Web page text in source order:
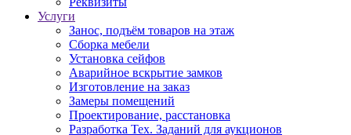
Услуги
Занос, подъём товаров на этаж
Сборка мебели
Установка сейфов
Аварийное вскрытие замков
Изготовление на заказ
Замеры помещений
Проектирование, расстановка
Разработка Тех. Заданий для аукционов